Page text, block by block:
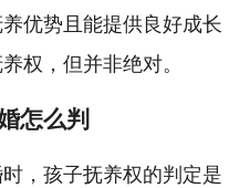
优势且能提供良好成长
权，但并非绝对。
怎么判
，孩子抚养权的判定是